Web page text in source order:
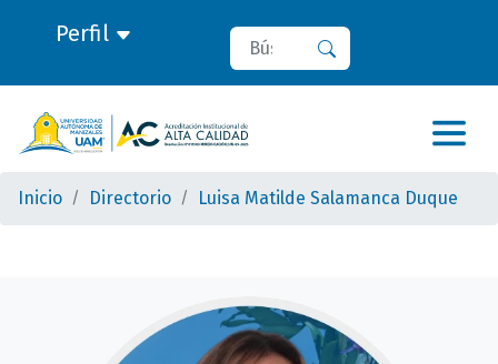
Perfil Buscar
Inicio Directorio Luisa Matilde Salamanca Duque